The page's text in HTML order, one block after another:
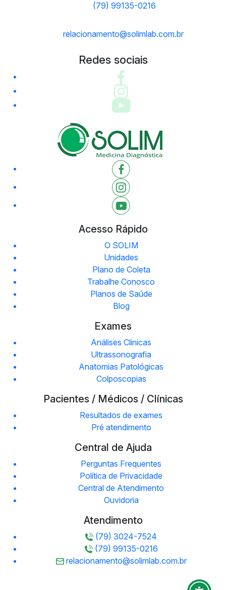
(79) 99135-0216
relacionamento@solimlab.com.br
Redes sociais
Acesso Rápido
O SOLIM
Unidades
Plano de Coleta
Trabalhe Conosco
Planos de Saúde
Blog
Exames
Análises Clinicas
Ultrassonografia
Anatomias Patológicas
Colposcopias
Pacientes / Médicos / Clínicas
Resultados de exames
Pré atendimento
Central de Ajuda
Perguntas Frequentes
Política de Privacidade
Central de Atendimento
Ouvidoria
Atendimento
(79) 3024-7524
(79) 99135-0216
relacionamento@solimlab.com.br